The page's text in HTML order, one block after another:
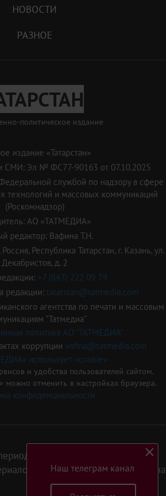
НОВОСТИ
РАЗНОЕ
политическое издание
издание «Татарстан»
СМИ: Эл № ФС77-90163 от 07.10.2025
службой по надзору в сфере
технологий и массовых коммуникаций
(Роскомнадзор)
АО «ТАТМЕДИА»
редактор: Вафина Т.Н.
Республика Татарстан, г. Казань, ул.
Декабристов, д. 2
+7 (843) 222 09 79
редакции: tatarstan@tatmedia.com
агентства по печати и массовым
"Татмедиа"
политика АО "ТАТМЕДИА"
коррупции vafina@tatmedia.com
использует «cookie»
и удобства пользователей сайтом.
можно отменить в настройках браузера.
конфиденциальности
издание «Татарстан»
или их фрагментов ссылка на
Наш телеграм канал